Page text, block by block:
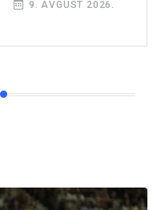
9. AVGUST 2026.